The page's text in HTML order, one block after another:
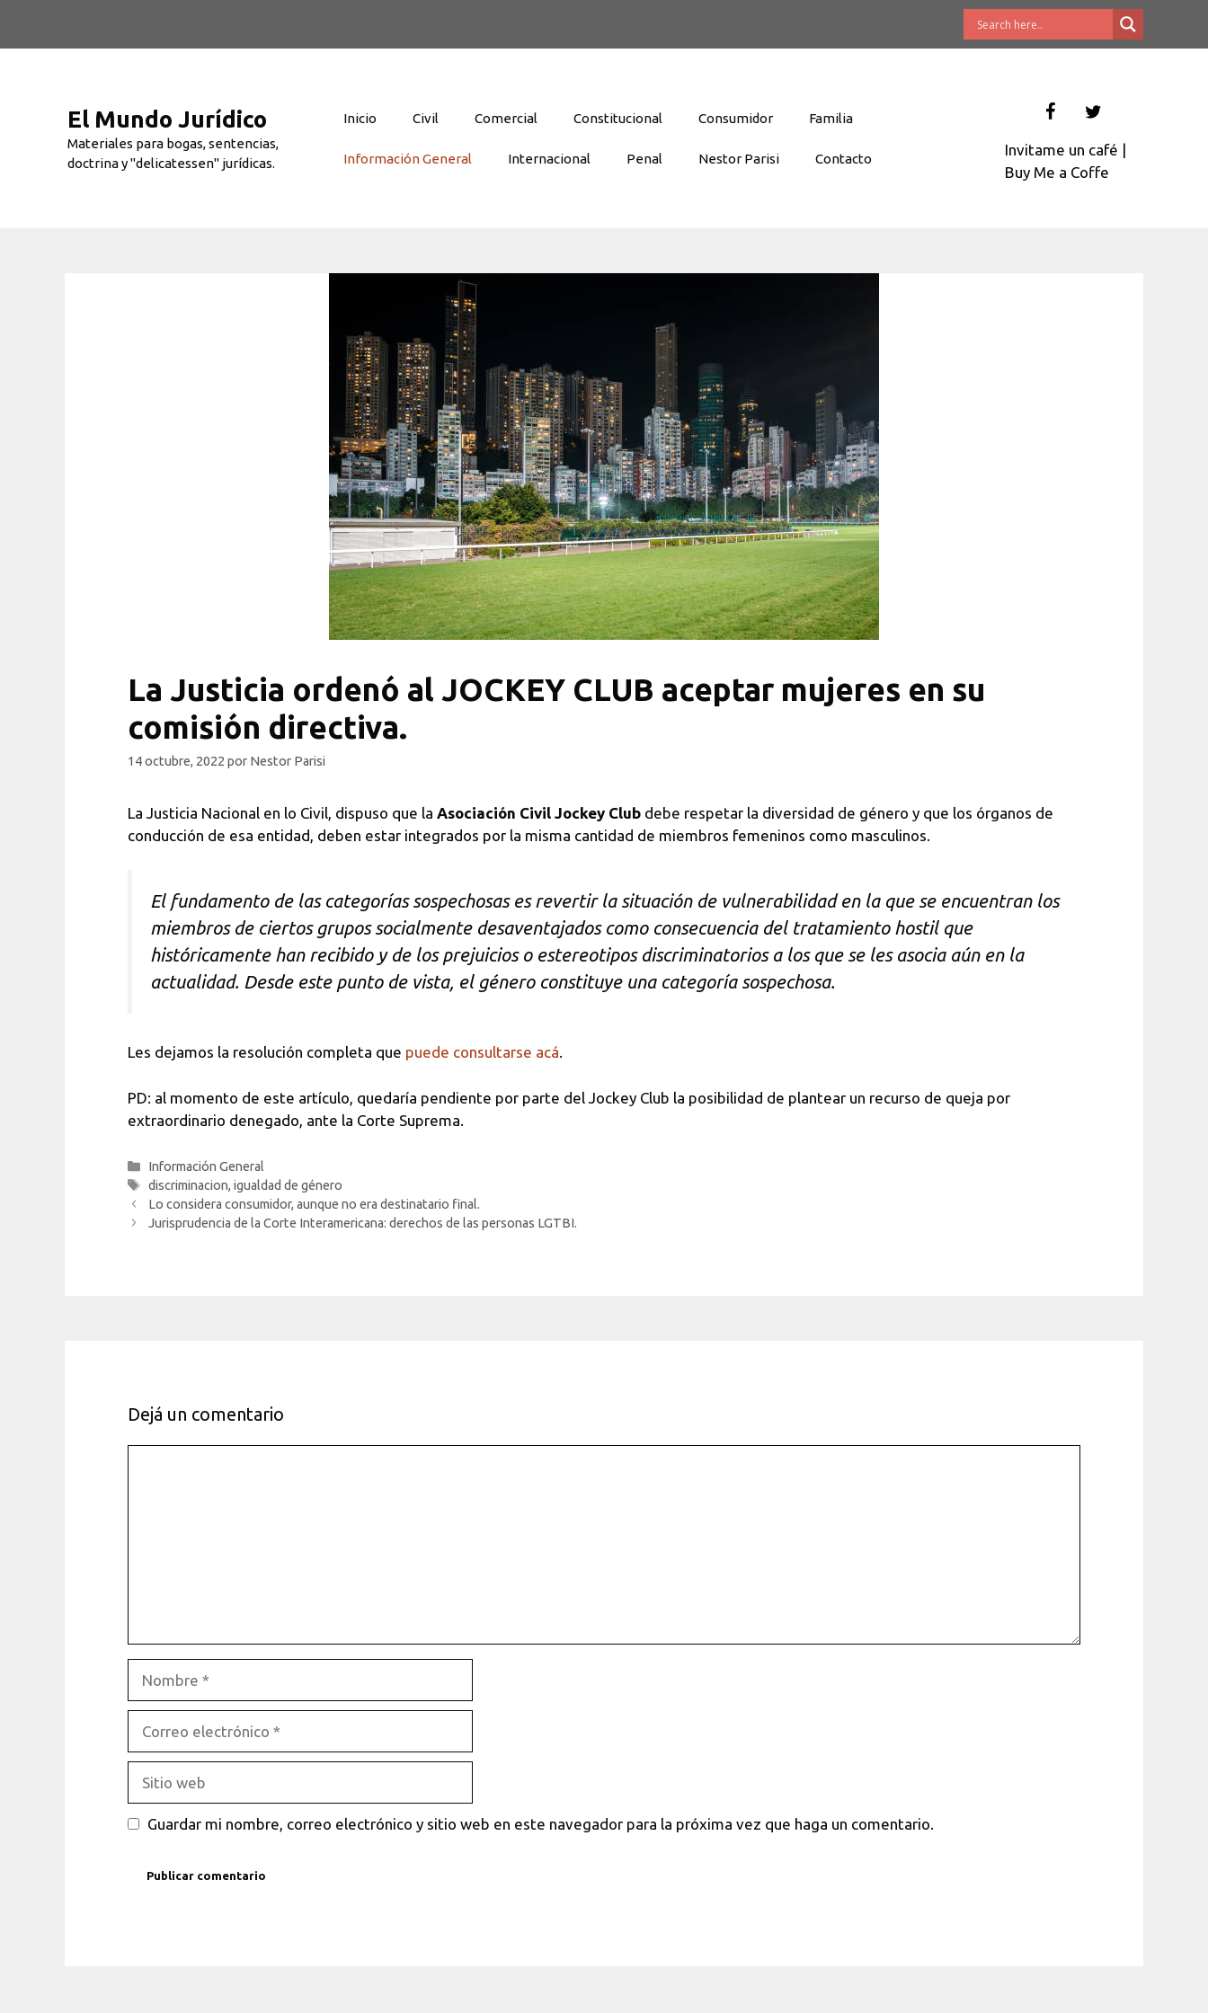
El Mundo Jurídico
Materiales para bogas, sentencias,
doctrina y "delicatessen" jurídicas.
Inicio Civil Comercial Constitucional Consumidor Familia
Información General Internacional Penal Nestor Parisi Contacto
Invitame un café |
Buy Me a Coffe
La Justicia ordenó al JOCKEY CLUB aceptar mujeres en su
comisión directiva.
14 octubre, 2022 por Nestor Parisi
La Justicia Nacional en lo Civil, dispuso que la Asociación Civil Jockey Club debe respetar la diversidad de género y que los órganos de
conducción de esa entidad, deben estar integrados por la misma cantidad de miembros femeninos como masculinos.
El fundamento de las categorías sospechosas es revertir la situación de vulnerabilidad en la que se encuentran los
miembros de ciertos grupos socialmente desaventajados como consecuencia del tratamiento hostil que
históricamente han recibido y de los prejuicios o estereotipos discriminatorios a los que se les asocia aún en la
actualidad. Desde este punto de vista, el género constituye una categoría sospechosa.
Les dejamos la resolución completa que puede consultarse acá.
PD: al momento de este artículo, quedaría pendiente por parte del Jockey Club la posibilidad de plantear un recurso de queja por
extraordinario denegado, ante la Corte Suprema.
Categorías
Información General
Etiquetas
discriminacion,igualdad de género
Lo considera consumidor, aunque no era destinatario final.
Jurisprudencia de la Corte Interamericana: derechos de las personas LGTBI.
Dejá un comentario
electrónico
web
Guardar mi nombre, correo electrónico y sitio web en este navegador para la próxima vez que haga un comentario.